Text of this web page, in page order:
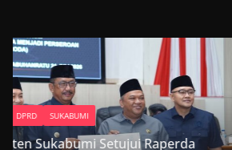
BERITA DAERAH DPRD SUKABUMI